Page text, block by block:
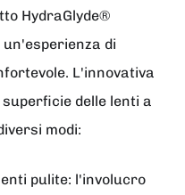
HydraGlyde®
di
L'innovativa
delle lenti a
modi:
pulite: l'involucro